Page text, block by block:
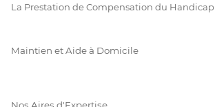
La Prestation de Compensation du Handicap
Maintien et Aide à Domicile